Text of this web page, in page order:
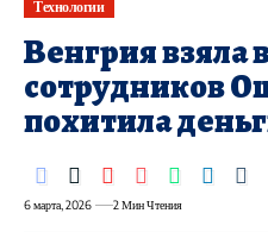
Технологии
Венгрия взяла
сотрудников
похитила
6 марта, 2026 2 Мин Чтения